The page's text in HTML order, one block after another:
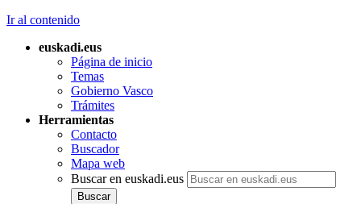
Ir al contenido
euskadi.eus
Página de inicio
Temas
Gobierno Vasco
Trámites
Herramientas
Contacto
Buscador
Mapa web
Buscar en euskadi.eus